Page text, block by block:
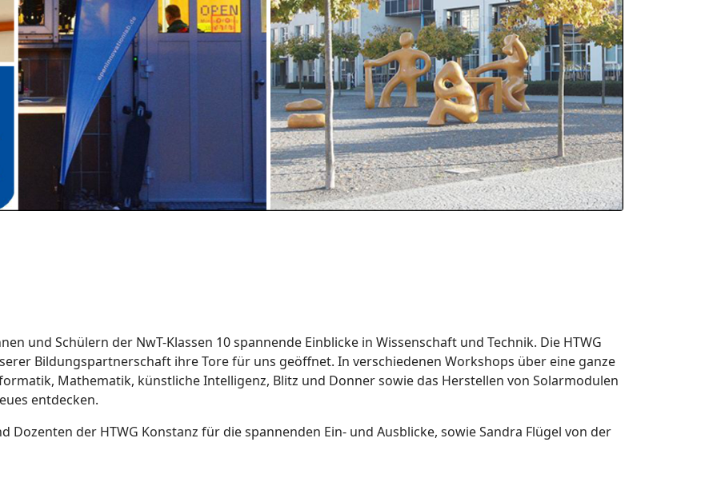
und Schülern der NwT-Klassen 10 spannende Einblicke in Wissenschaft und Technik. Die HTWG
Bildungspartnerschaft ihre Tore für uns geöffnet. In verschiedenen Workshops über eine ganze
Mathematik, künstliche Intelligenz, Blitz und Donner sowie das Herstellen von Solarmodulen
entdecken.
Dozenten der HTWG Konstanz für die spannenden Ein- und Ausblicke, sowie Sandra Flügel von der